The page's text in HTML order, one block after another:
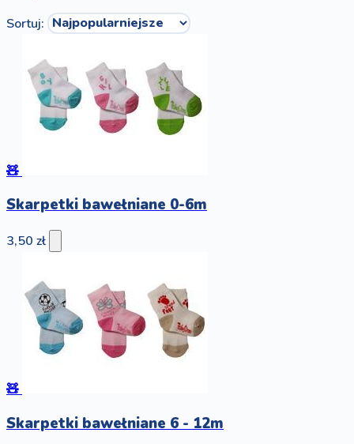
Sortuj:
🧸
Skarpetki bawełniane 0-6m
3,50 zł
🧸
Skarpetki bawełniane 6 - 12m